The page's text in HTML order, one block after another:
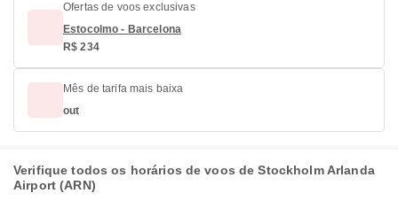
Ofertas de voos exclusivas
Estocolmo - Barcelona
R$ 234
Mês de tarifa mais baixa
out
Verifique todos os horários de voos de Stockholm Arlanda
Airport (ARN)